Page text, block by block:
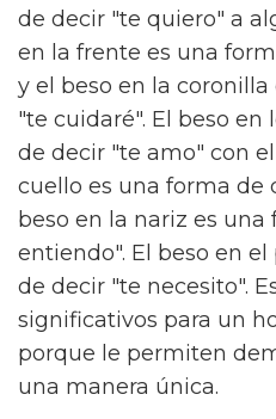
de decir "te quiero" a
en la frente es una
y el beso en la
"te cuidaré". El beso en
de decir "te amo" con
cuello es una forma de
beso en la nariz es
entiendo". El beso en
de decir "te necesito".
significativos para un
porque le permiten
una manera única.